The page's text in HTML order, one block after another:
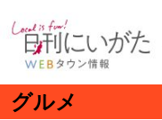
グルメ